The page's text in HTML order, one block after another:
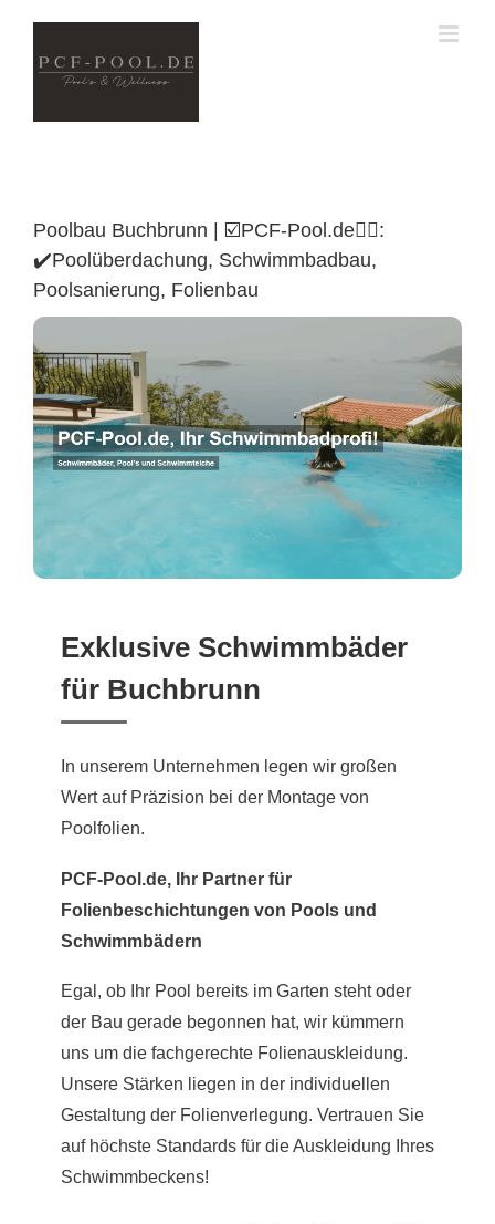
content
Poolbau Buchbrunn | ☑️PCF-Pool.de🏊🏼:
✔️Poolüberdachung, Schwimmbadbau,
Poolsanierung, Folienbau
Exklusive Schwimmbäder
für Buchbrunn
In unserem Unternehmen legen wir großen
Wert auf Präzision bei der Montage von
Poolfolien.
PCF-Pool.de, Ihr Partner für
Folienbeschichtungen von Pools und
Schwimmbädern
Egal, ob Ihr Pool bereits im Garten steht oder
der Bau gerade begonnen hat, wir kümmern
uns um die fachgerechte Folienauskleidung.
Unsere Stärken liegen in der individuellen
Gestaltung der Folienverlegung. Vertrauen Sie
auf höchste Standards für die Auskleidung Ihres
Schwimmbeckens!